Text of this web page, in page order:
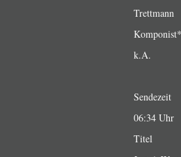
Trettmann
k.A.
Sendezeit
06:34 Uhr
Titel